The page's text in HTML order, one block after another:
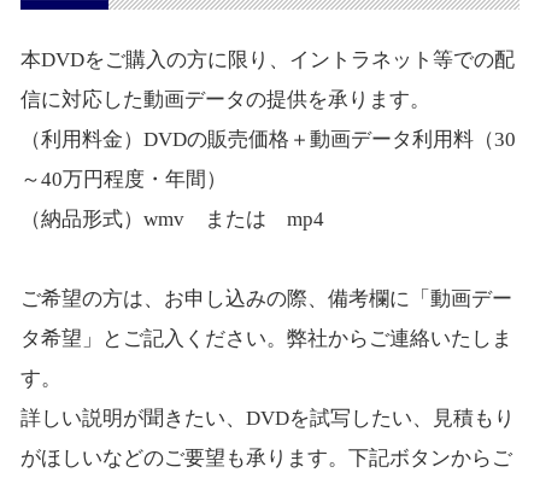
本DVDをご購入の方に限り、イントラネット等での配
信に対応した動画データの提供を承ります。
（利用料金）DVDの販売価格＋動画データ利用料（30
～40万円程度・年間）
（納品形式）wmv または mp4
ご希望の方は、お申し込みの際、備考欄に「動画デー
タ希望」とご記入ください。弊社からご連絡いたしま
す。
詳しい説明が聞きたい、DVDを試写したい、見積もり
がほしいなどのご要望も承ります。下記ボタンからご